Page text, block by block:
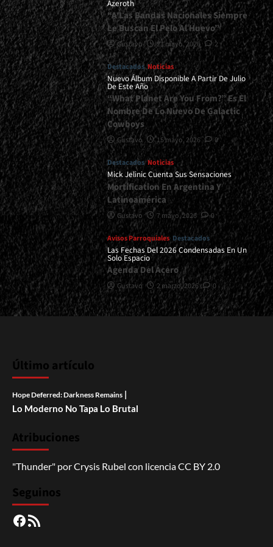
Azeroth
“A Las Bandas Nacionales Siempre
Le Buscan El Pelo Al Huevo”
Gustavo 21 mayo, 2026 2
Destacados Noticias
Nuevo Álbum Disponible A Partir De Julio
De Este Año
“What Planet Are You From?” Es El
Nombre De Lo Nuevo De Galactic
Cowboys
Gustavo 15 mayo, 2026 0
Destacados Noticias
Mick Jelinic Cuenta Sus Sensaciones
Mortification En Argentina Y
Latinoamérica
Gustavo 7 mayo, 2026 0
Avisos Parroquiales Destacados
Las Fechas Del 2026 Condensadas En Un
Solo Espacio
Agenda Del Acero
Gustavo 2 marzo, 2026 0
Último artículo
Hope Deferred: Darkness Remains |
Lo Moderno No Tapa Lo Brutal
Atribuciones
"Thunder" porCrysis Rubel con licenciaCC BY 2.0
Seguinos
Facebook
RSS